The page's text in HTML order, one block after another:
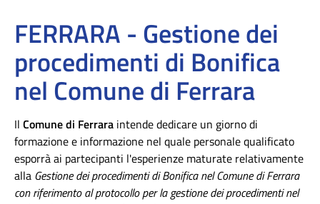
FERRARA - Gestione dei
procedimenti di Bonifica
nel Comune di Ferrara
Il Comune di Ferrara intende dedicare un giorno di
formazione e informazione nel quale personale qualificato
esporrà ai partecipanti l'esperienze maturate relativamente
alla Gestione dei procedimenti di Bonifica nel Comune di Ferrara
con riferimento al protocollo per la gestione dei procedimenti nel